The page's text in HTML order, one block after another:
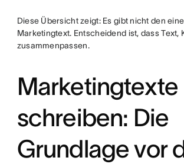
Diese Übersicht zeigt: Es gibt nicht den
Marketingtext. Entscheidend ist, dass Text,
zusammenpassen.
Marketingtexte
schreiben: Die
Grundlage vor